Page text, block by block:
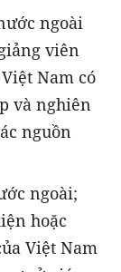
ngoài
viên
Nam có
và nghiên
nguồn
ngoài;
hoặc
Việt Nam